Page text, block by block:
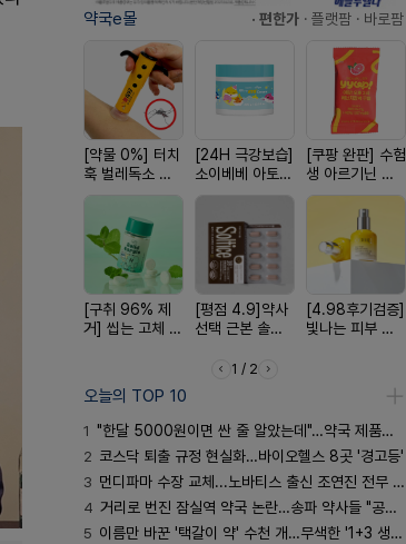
약국e몰 · 편한가 · 플랫팜 · 바로팜
[약물 0%] 터치
훅 벌레독소 흡
인기
[24H 극강보습]
소이베베 아토
크림
[쿠팡 완판] 수험
생 아르기닌 에
너지 젤리
[구취 96% 제
거] 씹는 고체 가
[평점 4.9]약사
선택 근본 솔루
[4.98후기검증]
빛나는 피부 오
1 / 2
오늘의 TOP 10
1 "한달 5000원이면 싼 줄 알았는데"…약국 제품과 비교해보니
2 코스닥 퇴출 규정 현실화…바이오헬스 8곳 '경고등'
3 먼디파마 수장 교체...노바티스 출신 조연진 전무 내정
4 거리로 번진 잠실역 약국 논란…송파 약사들 "공공성 훼손"
5 이름만 바꾼 '택갈이 약' 수천 개…무색한 '1+3 생동'